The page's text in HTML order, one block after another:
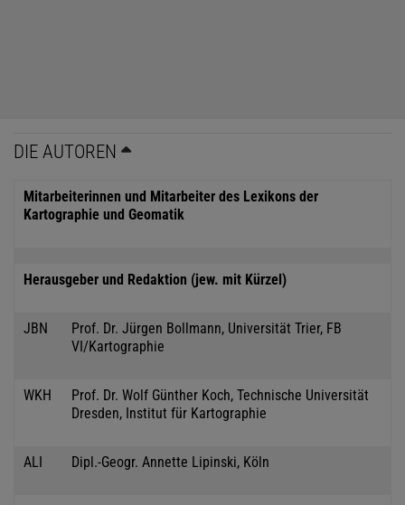
DIE AUTOREN
Mitarbeiterinnen und Mitarbeiter des Lexikons der
Kartographie und Geomatik
Herausgeber und Redaktion (jew. mit Kürzel)
JBN
Prof. Dr. Jürgen Bollmann, Universität Trier, FB
VI/Kartographie
WKH
Prof. Dr. Wolf Günther Koch, Technische Universität
Dresden, Institut für Kartographie
ALI Dipl.-Geogr. Annette Lipinski, Köln